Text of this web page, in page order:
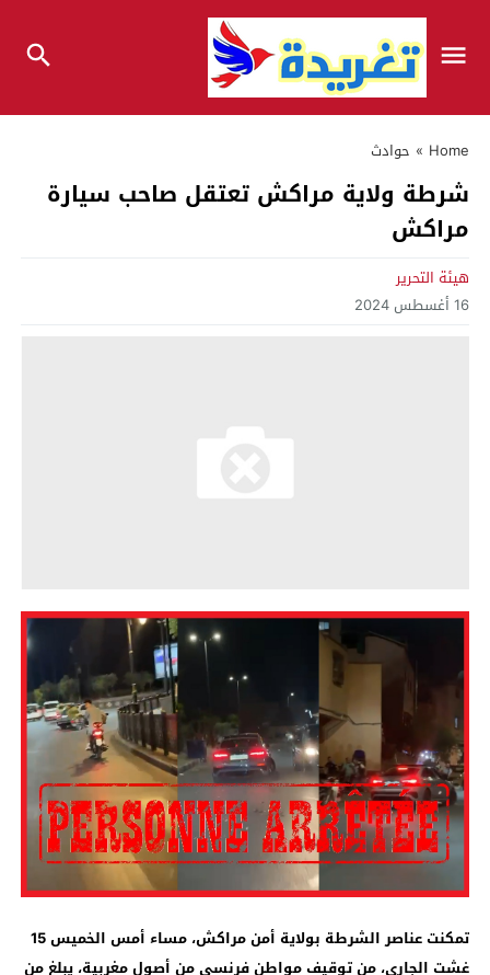
Home
» حوادث
شرطة ولاية مراكش تعتقل صاحب سيارة
مراكش
هيئة التحرير
16 أغسطس 2024
تمكنت عناصر الشرطة بولاية أمن مراكش، مساء أمس الخميس 15
غشت الجاري، من توقيف مواطن فرنسي من أصول مغربية، يبلغ من